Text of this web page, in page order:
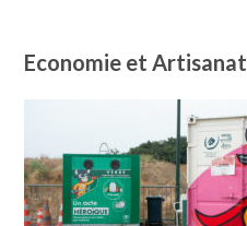
Economie et Artisanat